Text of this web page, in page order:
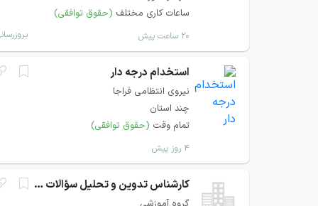
ساعات کاری مختلف (حقوق توافقی)
۲۰ ساعت پیش
استخدام درجه دار
نیروی انتظامی فراجا
چند استان
تمام وقت (حقوق توافقی)
۴ روز پیش
کارشناس تدوین و تحلیل سؤالات دانشگاهی